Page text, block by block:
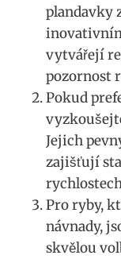
plandavky⁢
vytvářejí
pozornost
Pokud
Jejich
zajišťují
Pro ⁤ryby,‍
návnady,
skvělou‌